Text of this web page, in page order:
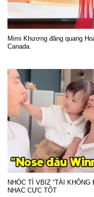
Mimi Khương đăng quang
Canada.
NHÓC TÌ VBIZ “TÀI
NHẠC CỰC TỐT